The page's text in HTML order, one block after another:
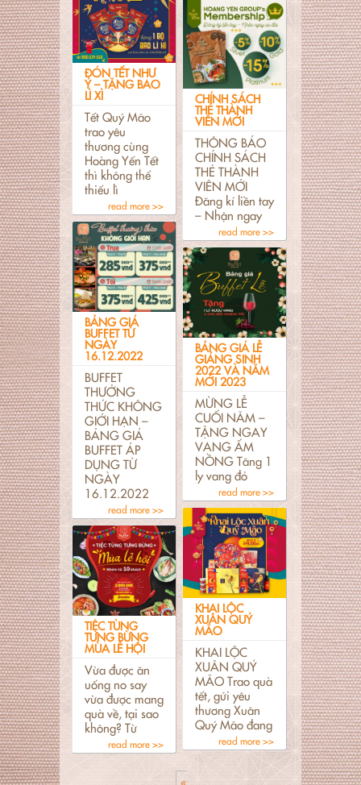
ĐÓN TẾT NHƯ
Ý – TẶNG BAO
LÌ XÌ
Tết Quý Mão
trao yêu
thương cùng
Hoàng Yến Tết
thì không thể
thiếu lì
read more >>
CHÍNH SÁCH
THẺ THÀNH
VIÊN MỚI
THÔNG BÁO
CHÍNH SÁCH
THẺ THÀNH
VIÊN MỚI
Đăng kí liền tay
– Nhận ngay
read more >>
BẢNG GIÁ
BUFFET TỪ
NGÀY
16.12.2022
BUFFET
THƯỞNG
THỨC KHÔNG
GIỚI HẠN –
BẢNG GIÁ
BUFFET ÁP
DỤNG TỪ
NGÀY
16.12.2022
read more >>
BẢNG GIÁ LỄ
GIÁNG SINH
2022 VÀ NĂM
MỚI 2023
MỪNG LỄ
CUỐI NĂM –
TẶNG NGAY
VANG ẤM
NỒNG Tăng 1
ly vang đỏ
read more >>
KHAI LỘC
XUÂN QUÝ
MÃO
KHAI LỘC
XUÂN QUÝ
MÃO Trao quà
tết, gửi yêu
thương Xuân
Quý Mão đang
read more >>
TIỆC TÙNG
TƯNG BỪNG
MÙA LỄ HỘI
Vừa được ăn
uống no say
vừa được mang
quà về, tại sao
không? Từ
read more >>